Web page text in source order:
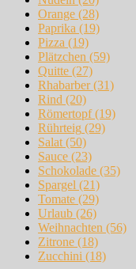
Orange (28)
Paprika (19)
Pizza (19)
Plätzchen (59)
Quitte (27)
Rhabarber(31)
Rind (20)
Römertopf(19)
Rührteig (29)
Salat (50)
Sauce (23)
Schokolade (35)
Spargel (21)
Tomate (29)
Urlaub (26)
Weihnachten (56)
Zitrone (18)
Zucchini (18)